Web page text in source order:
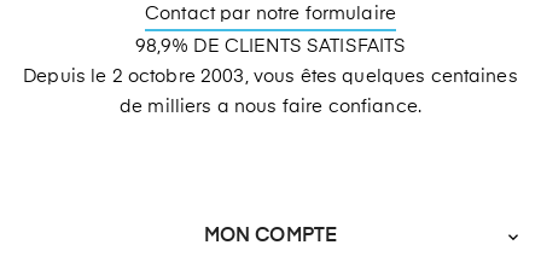
Contact par notre formulaire
98,9% DE CLIENTS SATISFAITS
Depuis le 2 octobre 2003, vous êtes quelques centaines
de milliers a nous faire confiance.
MON COMPTE 